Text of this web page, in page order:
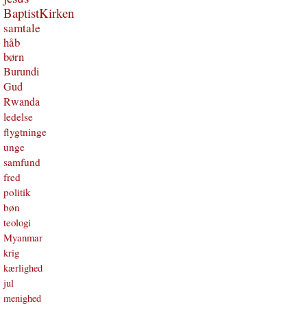
BaptistKirken
samtale
håb
børn
Burundi
Gud
Rwanda
ledelse
flygtninge
unge
samfund
fred
politik
bøn
teologi
Myanmar
krig
kærlighed
jul
menighed